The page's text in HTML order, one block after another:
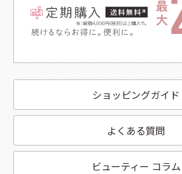
ショッピングガイド
よくある質問
ビューティー コラム